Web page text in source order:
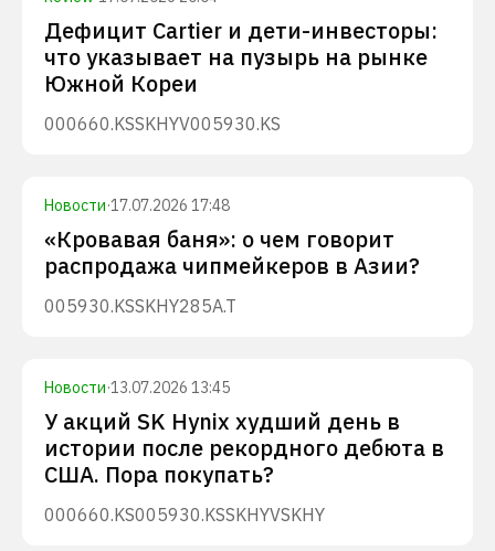
Дефицит Cartier и дети-инвесторы:
что указывает на пузырь на рынке
Южной Кореи
000660.KSSKHYV005930.KS
Новости·17.07.2026 17:48
«Кровавая баня»: о чем говорит
распродажа чипмейкеров в Азии?
005930.KSSKHY285A.T
Новости·13.07.2026 13:45
У акций SK Hynix худший день в
истории после рекордного дебюта в
США. Пора покупать?
000660.KS005930.KSSKHYVSKHY